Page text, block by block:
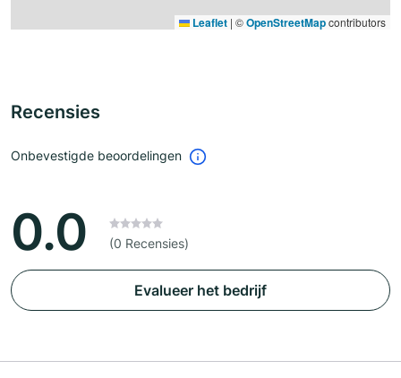
Leaflet | ©OpenStreetMapcontributors
Recensies
Onbevestigde beoordelingen
0.0 (0 Recensies)
Evalueer het bedrijf